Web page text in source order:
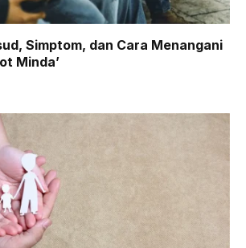
Simptom, dan Cara Menangani
Minda’